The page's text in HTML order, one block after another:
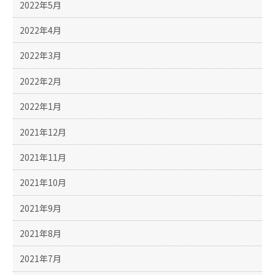
2022年5月
2022年4月
2022年3月
2022年2月
2022年1月
2021年12月
2021年11月
2021年10月
2021年9月
2021年8月
2021年7月